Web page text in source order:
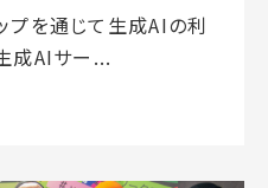
プを通じて生成AIの利
成AIサー...